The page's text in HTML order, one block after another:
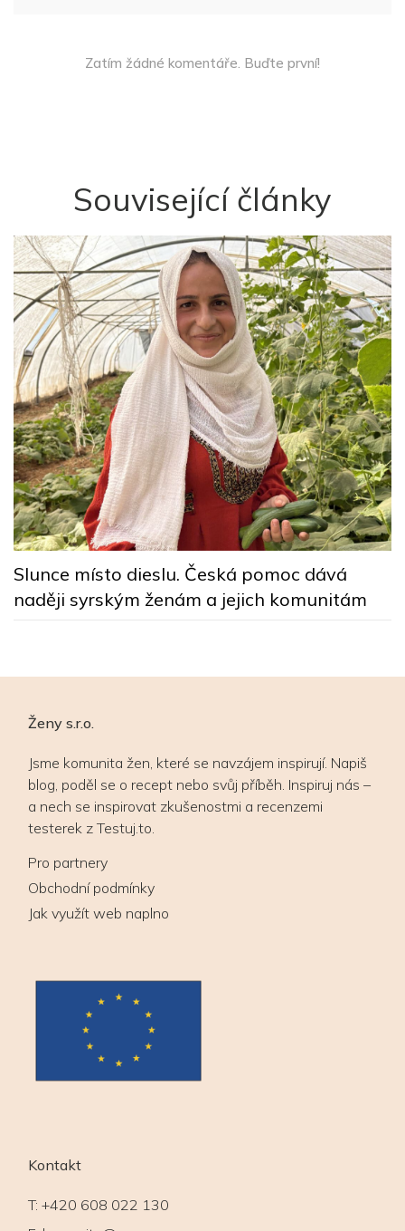
Zatím žádné komentáře. Buďte první!
Související články
Slunce místo dieslu. Česká pomoc dává
naději syrským ženám a jejich komunitám
Ženy s.r.o.
Jsme komunita žen, které se navzájem inspirují. Napiš
blog, poděl se o recept nebo svůj příběh. Inspiruj nás –
a nech se inspirovat zkušenostmi a recenzemi
testerek z Testuj.to.
Pro partnery
Obchodní podmínky
Jak využít web naplno
Kontakt
T: +420 608 022 130